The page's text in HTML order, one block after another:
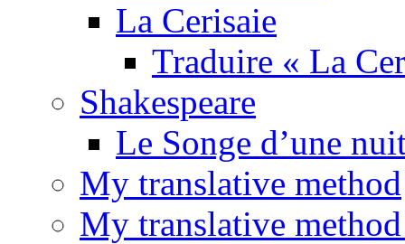
La Cerisaie
Traduire « La
Shakespeare
Le Songe d’une
My translative method
My translative